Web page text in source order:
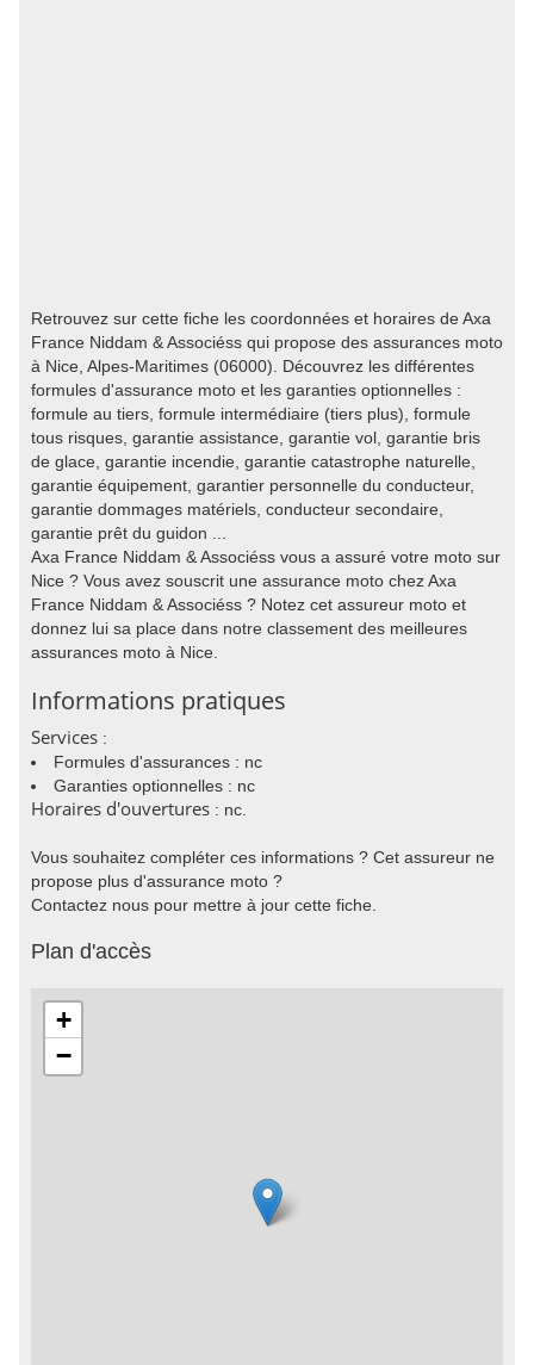
Retrouvez sur cette fiche les coordonnées et horaires de Axa
France Niddam & Associéss qui propose des assurances moto
à Nice, Alpes-Maritimes (06000). Découvrez les différentes
formules d'assurance moto et les garanties optionnelles :
formule au tiers, formule intermédiaire (tiers plus), formule
tous risques, garantie assistance, garantie vol, garantie bris
de glace, garantie incendie, garantie catastrophe naturelle,
garantie équipement, garantier personnelle du conducteur,
garantie dommages matériels, conducteur secondaire,
garantie prêt du guidon ...
Axa France Niddam & Associéss vous a assuré votre moto sur
Nice ? Vous avez souscrit une assurance moto chez Axa
France Niddam & Associéss ? Notez cet assureur moto et
donnez lui sa place dans notre classement des meilleures
assurances moto à Nice.
Informations pratiques
Services :
Formules d'assurances : nc
Garanties optionnelles : nc
Horaires d'ouvertures : nc.
Vous souhaitez compléter ces informations ? Cet assureur ne
propose plus d'assurance moto ?
Contactez nous pour mettre à jour cette fiche.
Plan d'accès
+
−